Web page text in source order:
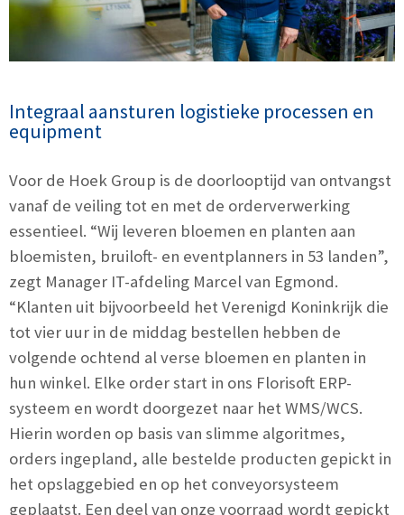
Integraal aansturen logistieke processen en
equipment
Voor de Hoek Group is de doorlooptijd van ontvangst
vanaf de veiling tot en met de orderverwerking
essentieel. “Wij leveren bloemen en planten aan
bloemisten, bruiloft- en eventplanners in 53 landen”,
zegt Manager IT-afdeling Marcel van Egmond.
“Klanten uit bijvoorbeeld het Verenigd Koninkrijk die
tot vier uur in de middag bestellen hebben de
volgende ochtend al verse bloemen en planten in
hun winkel. Elke order start in ons Florisoft ERP-
systeem en wordt doorgezet naar het WMS/WCS.
Hierin worden op basis van slimme algoritmes,
orders ingepland, alle bestelde producten gepickt in
het opslaggebied en op het conveyorsysteem
geplaatst. Een deel van onze voorraad wordt gepickt